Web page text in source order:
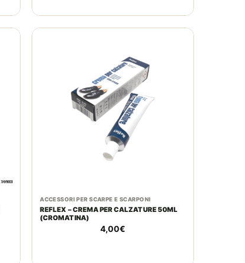
ACCESSORI PER SCARPE E SCARPONI
REFLEX – CREMA PER CALZATURE 50ML
(CROMATINA)
4,00€